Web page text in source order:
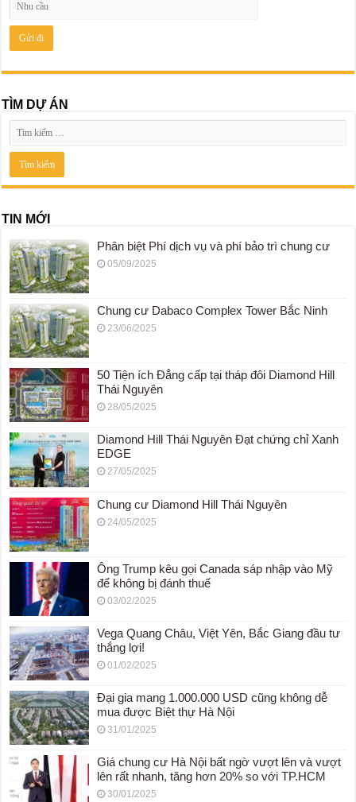
TÌM DỰ ÁN
TIN MỚI
Phân biệt Phí dịch vụ và phí bảo trì chung cư
05/09/2025
Chung cư Dabaco Complex Tower Bắc Ninh
23/06/2025
50 Tiện ích Đẳng cấp tại tháp đôi Diamond Hill
Thái Nguyên
28/05/2025
Diamond Hill Thái Nguyên Đạt chứng chỉ Xanh
EDGE
27/05/2025
Chung cư Diamond Hill Thái Nguyên
24/05/2025
Ông Trump kêu gọi Canada sáp nhập vào Mỹ
để không bị đánh thuế
03/02/2025
Vega Quang Châu, Việt Yên, Bắc Giang đầu tư
thắng lợi!
01/02/2025
Đại gia mang 1.000.000 USD cũng không dễ
mua được Biệt thự Hà Nội
31/01/2025
Giá chung cư Hà Nội bất ngờ vượt lên và vượt
lên rất nhanh, tăng hơn 20% so với TP.HCM
30/01/2025